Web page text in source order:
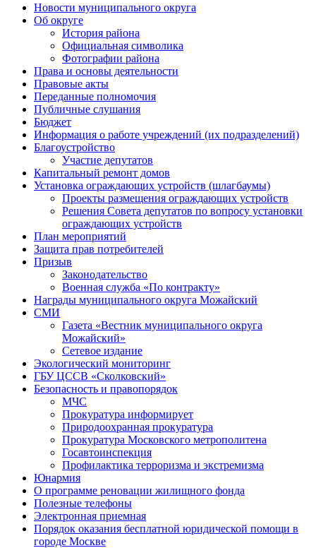
Новости муниципального округа
Об округе
История района
Официальная символика
Фотографии района
Права и основы деятельности
Правовые акты
Переданные полномочия
Публичные слушания
Бюджет
Информация о работе учреждений (их подразделений)
Благоустройство
Участие депутатов
Капитальный ремонт домов
Установка ограждающих устройств (шлагбаумы)
Проекты размещения ограждающих устройств
Решения Совета депутатов по вопросу установки
ограждающих устройств
План мероприятий
Защита прав потребителей
Призыв
Законодательство
Военная служба «По контракту»
Награды муниципального округа Можайский
СМИ
Газета «Вестник муниципального округа
Можайский»
Сетевое издание
Экологический мониторинг
ГБУ ЦССВ «Сколковский»
Безопасность и правопорядок
МЧС
Прокуратура информирует
Природоохранная прокуратура
Прокуратура Московского метрополитена
Госавтоинспекция
Профилактика терроризма и экстремизма
Юнармия
О программе реновации жилищного фонда
Полезные телефоны
Электронная приемная
Порядок оказания бесплатной юридической помощи в
городе Москве